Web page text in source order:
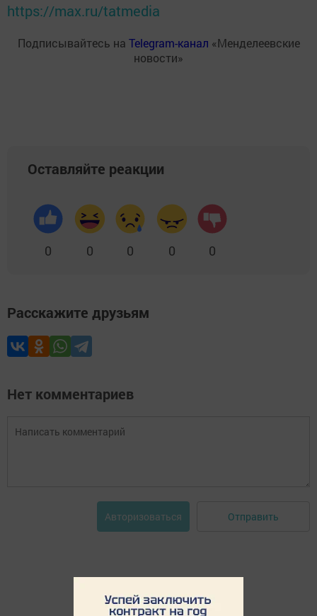
https://max.ru/tatmedia
Подписывайтесь на Telegram-канал «Менделеевские
новости»
Оставляйте реакции
0 0 0 0 0
Расскажите друзьям
Нет комментариев
Авторизоваться Отправить